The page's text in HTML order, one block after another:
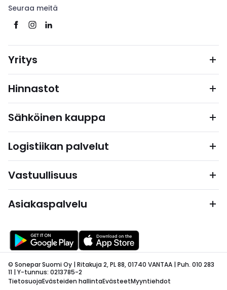
Seuraa meitä
Yritys
Hinnastot
Sähköinen kauppa
Logistiikan palvelut
Vastuullisuus
Asiakaspalvelu
© Sonepar Suomi Oy | Ritakuja 2, PL 88, 01740 VANTAA | Puh. 010 283
11 | Y-tunnus: 0213785-2
TietosuojaEvästeiden hallintaEvästeetMyyntiehdot